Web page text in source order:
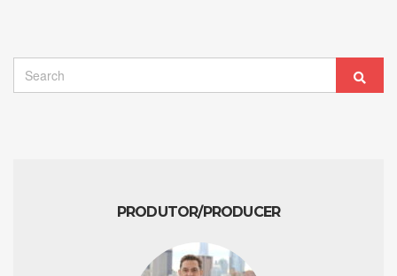
for:
PRODUTOR/PRODUCER